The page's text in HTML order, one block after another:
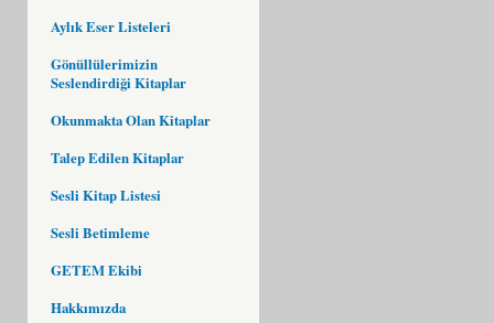
Aylık Eser Listeleri
Gönüllülerimizin
Seslendirdiği Kitaplar
Okunmakta Olan Kitaplar
Talep Edilen Kitaplar
Sesli Kitap Listesi
Sesli Betimleme
GETEM Ekibi
Hakkımızda